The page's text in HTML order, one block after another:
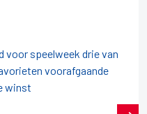
voor speelweek drie van
voorafgaande
winst